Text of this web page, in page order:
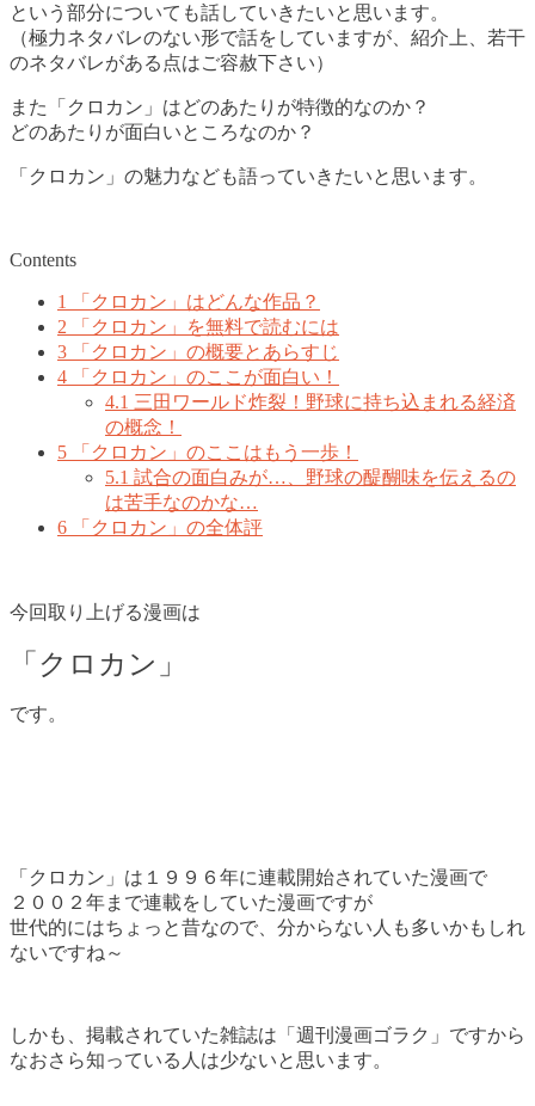
という部分についても話していきたいと思います。
（極力ネタバレのない形で話をしていますが、紹介上、若干
のネタバレがある点はご容赦下さい）
また「クロカン」はどのあたりが特徴的なのか？
どのあたりが面白いところなのか？
「クロカン」の魅力なども語っていきたいと思います。
Contents
1
「クロカン」はどんな作品？
2 「クロカン」を無料で読むには
3 「クロカン」の概要とあらすじ
4 「クロカン」のここが面白い！
4.1 三田ワールド炸裂！野球に持ち込まれる経済
の概念！
5 「クロカン」のここはもう一歩！
5.1 試合の面白みが…、野球の醍醐味を伝えるの
は苦手なのかな…
6 「クロカン」の全体評
今回取り上げる漫画は
「クロカン」
です。
「クロカン」は１９９６年に連載開始されていた漫画で
２００２年まで連載をしていた漫画ですが
世代的にはちょっと昔なので、分からない人も多いかもしれ
ないですね～
しかも、掲載されていた雑誌は「週刊漫画ゴラク」ですから
なおさら知っている人は少ないと思います。